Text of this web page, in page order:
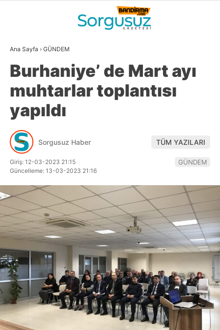
WhatsApp İhbar
Hattı
Facebook
Instagram
26.9
BALIKESIR
GALERİ VİDEO YAZARLAR
SİYASET
EKONOMİ
SPOR
EĞİTİM
DİĞER
Ana Sayfa › GÜNDEM
Burhaniye’ de Mart ayı
muhtarlar toplantısı
yapıldı
Sorgusuz Haber TÜM YAZILARI
Giriş: 12-03-2023 21:15
Güncelleme: 13-03-2023 21:16
GÜNDEM